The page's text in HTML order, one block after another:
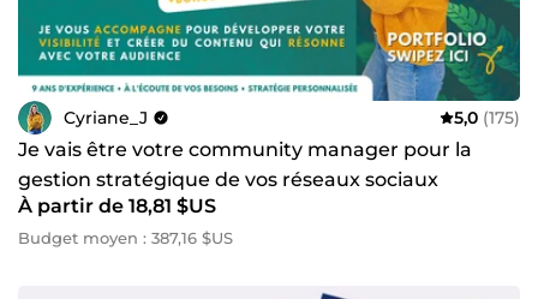
Cyriane_J 5,0 (175)
Je vais être votre community manager pour la
gestion stratégique de vos réseaux sociaux
À partir de 18,81 $US
Budget moyen : 387,16 $US